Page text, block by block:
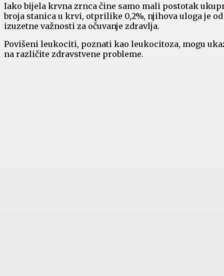
Iako bijela krvna zrnca čine samo mali postotak
broja stanica u krvi, otprilike 0,2%, njihova uloga je od
izuzetne važnosti za očuvanje zdravlja.
Povišeni leukociti, poznati kao leukocitoza, mogu
na različite zdravstvene probleme.